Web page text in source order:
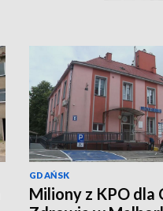
GDAŃSK
Miliony z KPO dla